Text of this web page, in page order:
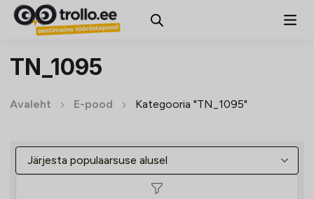
TN_1095
Avaleht E-pood Kategooria "TN_1095"